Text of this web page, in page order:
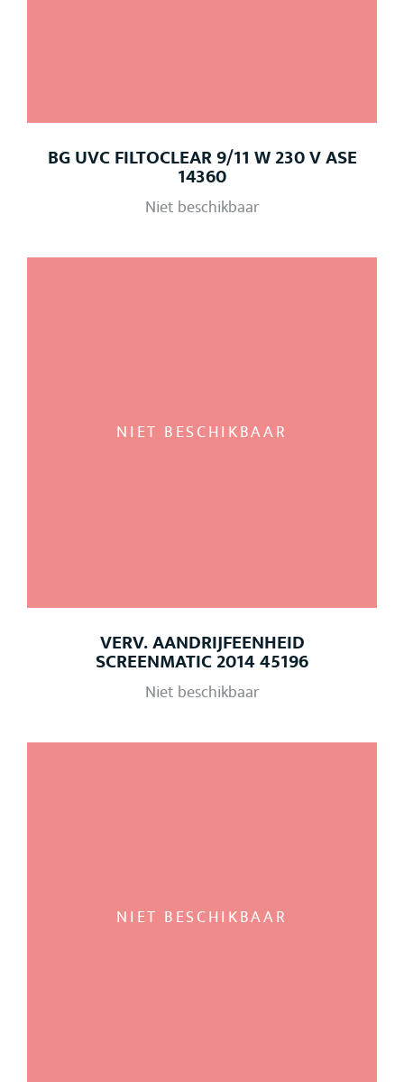
BG UVC FILTOCLEAR 9/11 W 230 V ASE
14360
Niet beschikbaar
NIET BESCHIKBAAR
VERV. AANDRIJFEENHEID
SCREENMATIC 2014 45196
Niet beschikbaar
NIET BESCHIKBAAR